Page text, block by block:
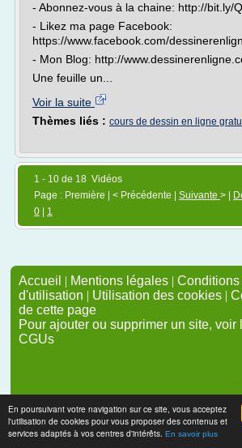
En poursuivant votre navigation sur ce site, vous acceptez
l'utilisation de cookies pour vous proposer des contenus et
services adaptés à vos centres d'intérêts. En savoir plus
- Abonnez-vous à la chaine: http://bit.ly/
- Likez ma page Facebook:
https://www.facebook.com/
- Mon Blog: http://
Une feuille un...
Voir la suite
Thèmes liés : cours de dessin en ligne
1 - 10 de 18 Vidéos
Page : Première | < Précédente | Suivante > |
0
1
Accueil | Mentions légales |
d'utilisation | Utilisation des cookies |
de cette page
Pour ajouter ou supprimer un site, voir
CGUs